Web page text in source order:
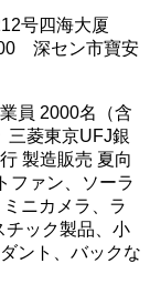
号四海大厦
セン市寶安
員 2000名（含
菱東京UFJ銀
製造販売 夏向
ファン、ソーラ
ニカメラ、ラ
チック製品、小
ント、バックな